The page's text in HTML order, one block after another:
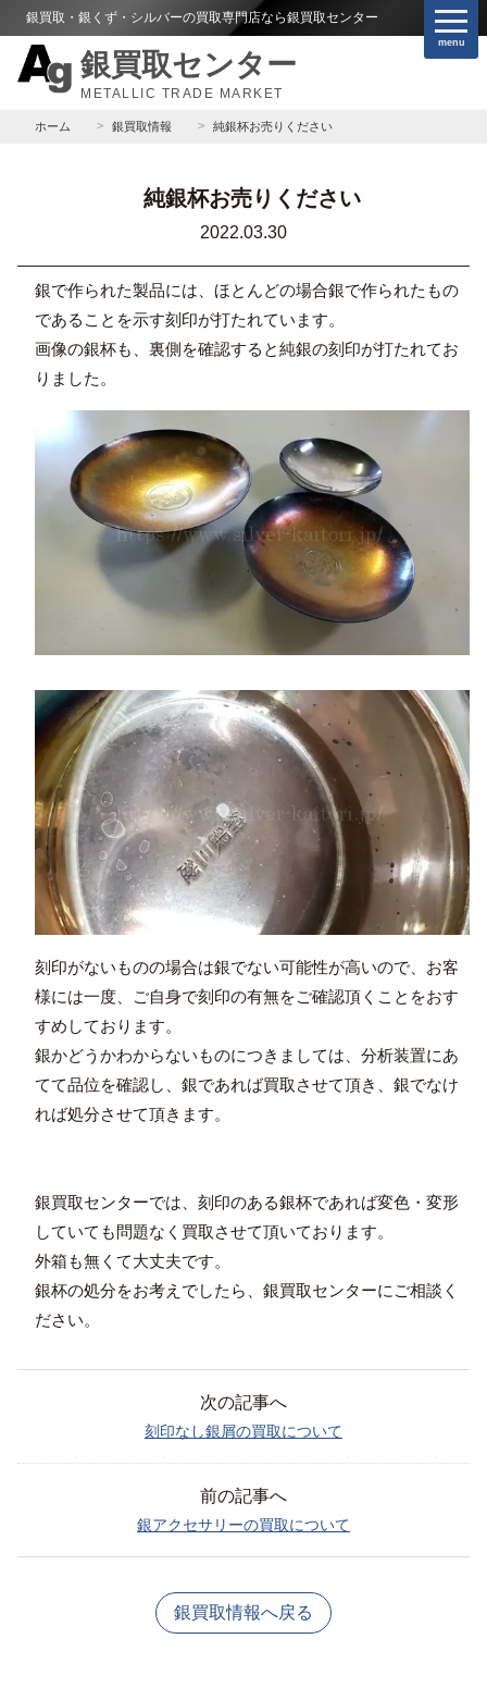
銀買取・銀くず・シルバーの買取専門店なら銀買取センター
銀買取センター
METALLIC TRADE MARKET
menu
ホーム 銀買取情報 純銀杯お売りください
純銀杯お売りください
2022.03.30
銀で作られた製品には、ほとんどの場合銀で作られたもの
であることを示す刻印が打たれています。
画像の銀杯も、裏側を確認すると純銀の刻印が打たれてお
りました。
刻印がないものの場合は銀でない可能性が高いので、お客
様には一度、ご自身で刻印の有無をご確認頂くことをおす
すめしております。
銀かどうかわからないものにつきましては、分析装置にあ
てて品位を確認し、銀であれば買取させて頂き、銀でなけ
れば処分させて頂きます。
銀買取センターでは、刻印のある銀杯であれば変色・変形
していても問題なく買取させて頂いております。
外箱も無くて大丈夫です。
銀杯の処分をお考えでしたら、銀買取センターにご相談く
ださい。
次の記事へ
刻印なし銀屑の買取について
前の記事へ
銀アクセサリーの買取について
銀買取情報へ戻る